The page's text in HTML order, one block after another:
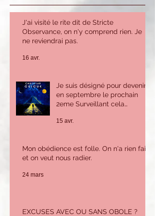
J'ai visité le rite dit de Stricte
Observance, on n'y comprend rien. Je
ne reviendrai pas.
16 avr.
Je suis désigné pour devenir
en septembre le prochain
2eme Surveillant cela
n'ai pas le savoir ni
15 avr.
Mon obédience est folle. On n'a rien fait
et on veut nous radier.
24 mars
EXCUSES AVEC OU SANS OBOLE ?